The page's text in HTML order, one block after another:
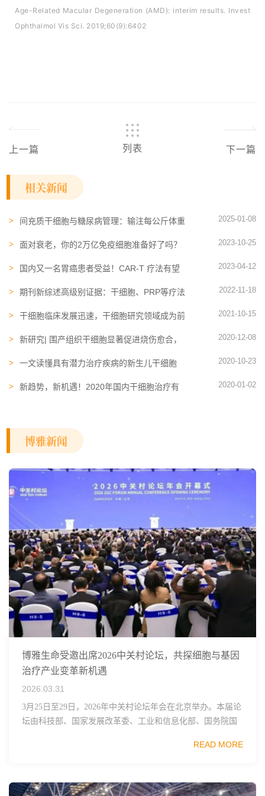
Age-Related Macular Degeneration (AMD): interim results. Invest
Ophthalmol Vis Sci. 2019;60(9):6402
上一篇 列表 下一篇
相关新闻
间充质干细胞与糖尿病管理：输注每公斤体重
2025-01-08
面对衰老，你的2万亿免疫细胞准备好了吗？
2023-10-25
国内又一名胃癌患者受益！CAR‑T 疗法有望
2023-04-12
期刊新综述高级别证据：干细胞、PRP等疗法
2022-11-18
干细胞临床发展迅速，干细胞研究领域成为前
2021-10-15
新研究| 围产组织干细胞显著促进烧伤愈合，
2020-12-08
一文读懂具有潜力治疗疾病的新生儿干细胞 2020-10-23
新趋势，新机遇！2020年国内干细胞治疗有
2020-01-02
博雅新闻
博雅生命受邀出席2026中关村论坛，共探细胞与基因
治疗产业变革新机遇
2026.03.31
3月25日至29日，2026年中关村论坛年会在北京举办。本届论
坛由科技部、国家发展改革委、工业和信息化部、国务院国
READ MORE